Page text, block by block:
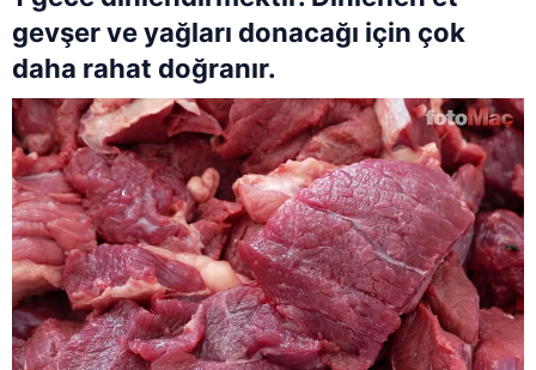
gevşer ve yağları donacağı için çok
daha rahat doğranır.